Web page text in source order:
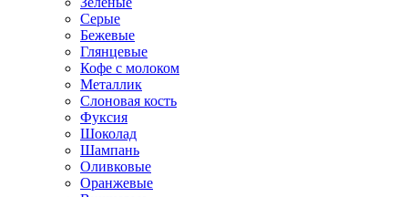
Серые
Бежевые
Глянцевые
Кофе с молоком
Металлик
Слоновая кость
Фуксия
Шоколад
Шампань
Оливковые
Оранжевые